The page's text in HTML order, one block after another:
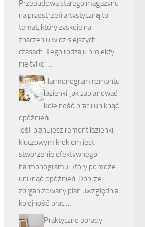
Przebudowa starego magazynu
na przestrzeń artystyczną to
temat, który zyskuje na
znaczeniu w dzisiejszych
czasach. Tego rodzaju projekty
nie tylko …
Harmonogram remontu
łazienki: jak zaplanować
kolejność prac i uniknąć
opóźnień
Jeśli planujesz remont łazienki,
kluczowym krokiem jest
stworzenie efektywnego
harmonogramu, który pomoże
uniknąć opóźnień. Dobrze
zorganizowany plan uwzględnia
kolejność prac …
Praktyczne porady